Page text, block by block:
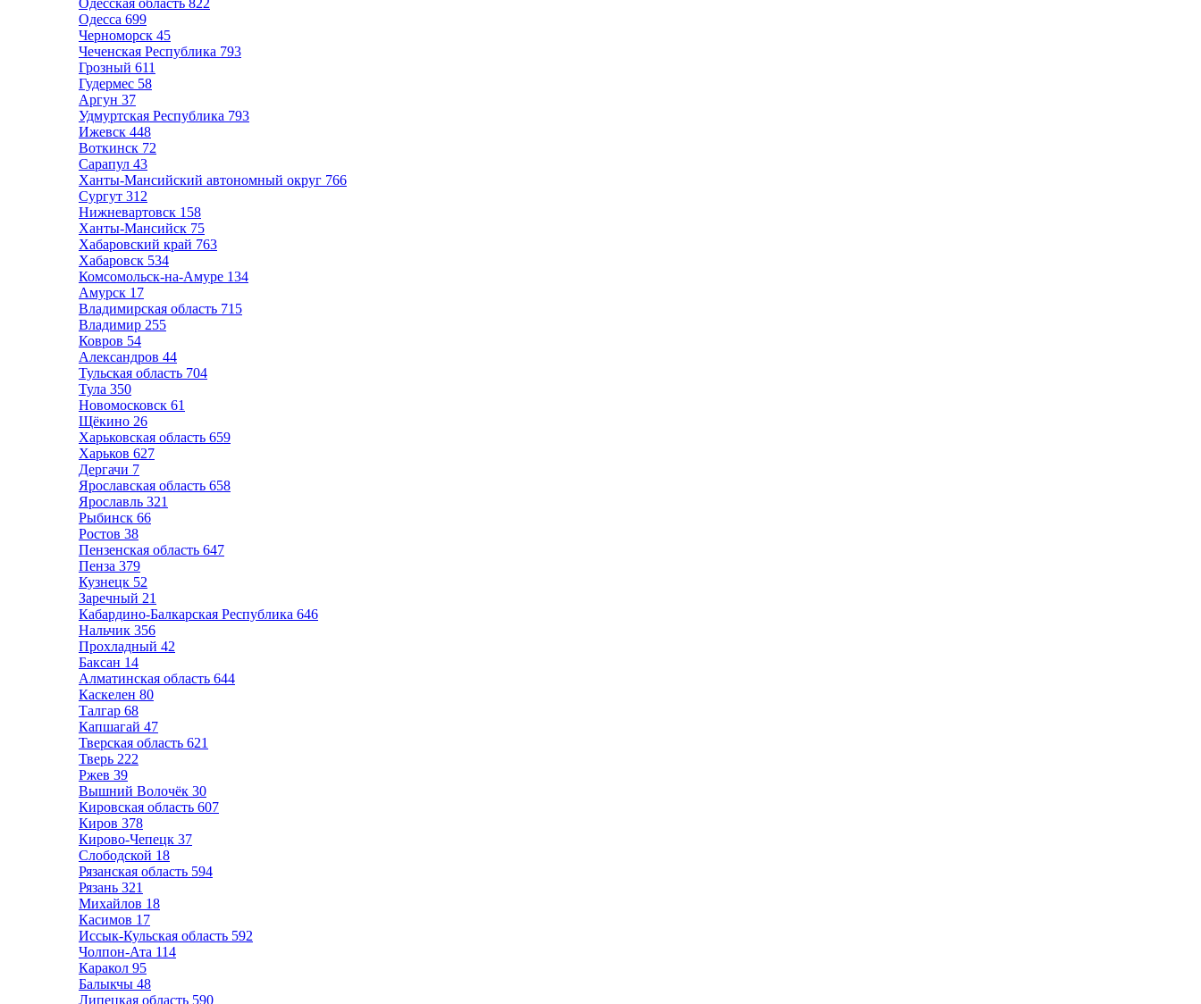
Одесская область 822
Одесса 699
Черноморск 45
Чеченская Республика 793
Грозный 611
Гудермес 58
Аргун 37
Удмуртская Республика 793
Ижевск 448
Воткинск 72
Сарапул 43
Ханты-Мансийский автономный округ 766
Сургут 312
Нижневартовск 158
Ханты-Мансийск 75
Хабаровский край 763
Хабаровск 534
Комсомольск-на-Амуре 134
Амурск 17
Владимирская область 715
Владимир 255
Ковров 54
Александров 44
Тульская область 704
Тула 350
Новомосковск 61
Щёкино 26
Харьковская область 659
Харьков 627
Дергачи 7
Ярославская область 658
Ярославль 321
Рыбинск 66
Ростов 38
Пензенская область 647
Пенза 379
Кузнецк 52
Заречный 21
Кабардино-Балкарская Республика 646
Нальчик 356
Прохладный 42
Баксан 14
Алматинская область 644
Каскелен 80
Талгар 68
Капшагай 47
Тверская область 621
Тверь 222
Ржев 39
Вышний Волочёк 30
Кировская область 607
Киров 378
Кирово-Чепецк 37
Слободской 18
Рязанская область 594
Рязань 321
Михайлов 18
Касимов 17
Иссык-Кульская область 592
Чолпон-Ата 114
Каракол 95
Балыкчы 48
Липецкая область 590